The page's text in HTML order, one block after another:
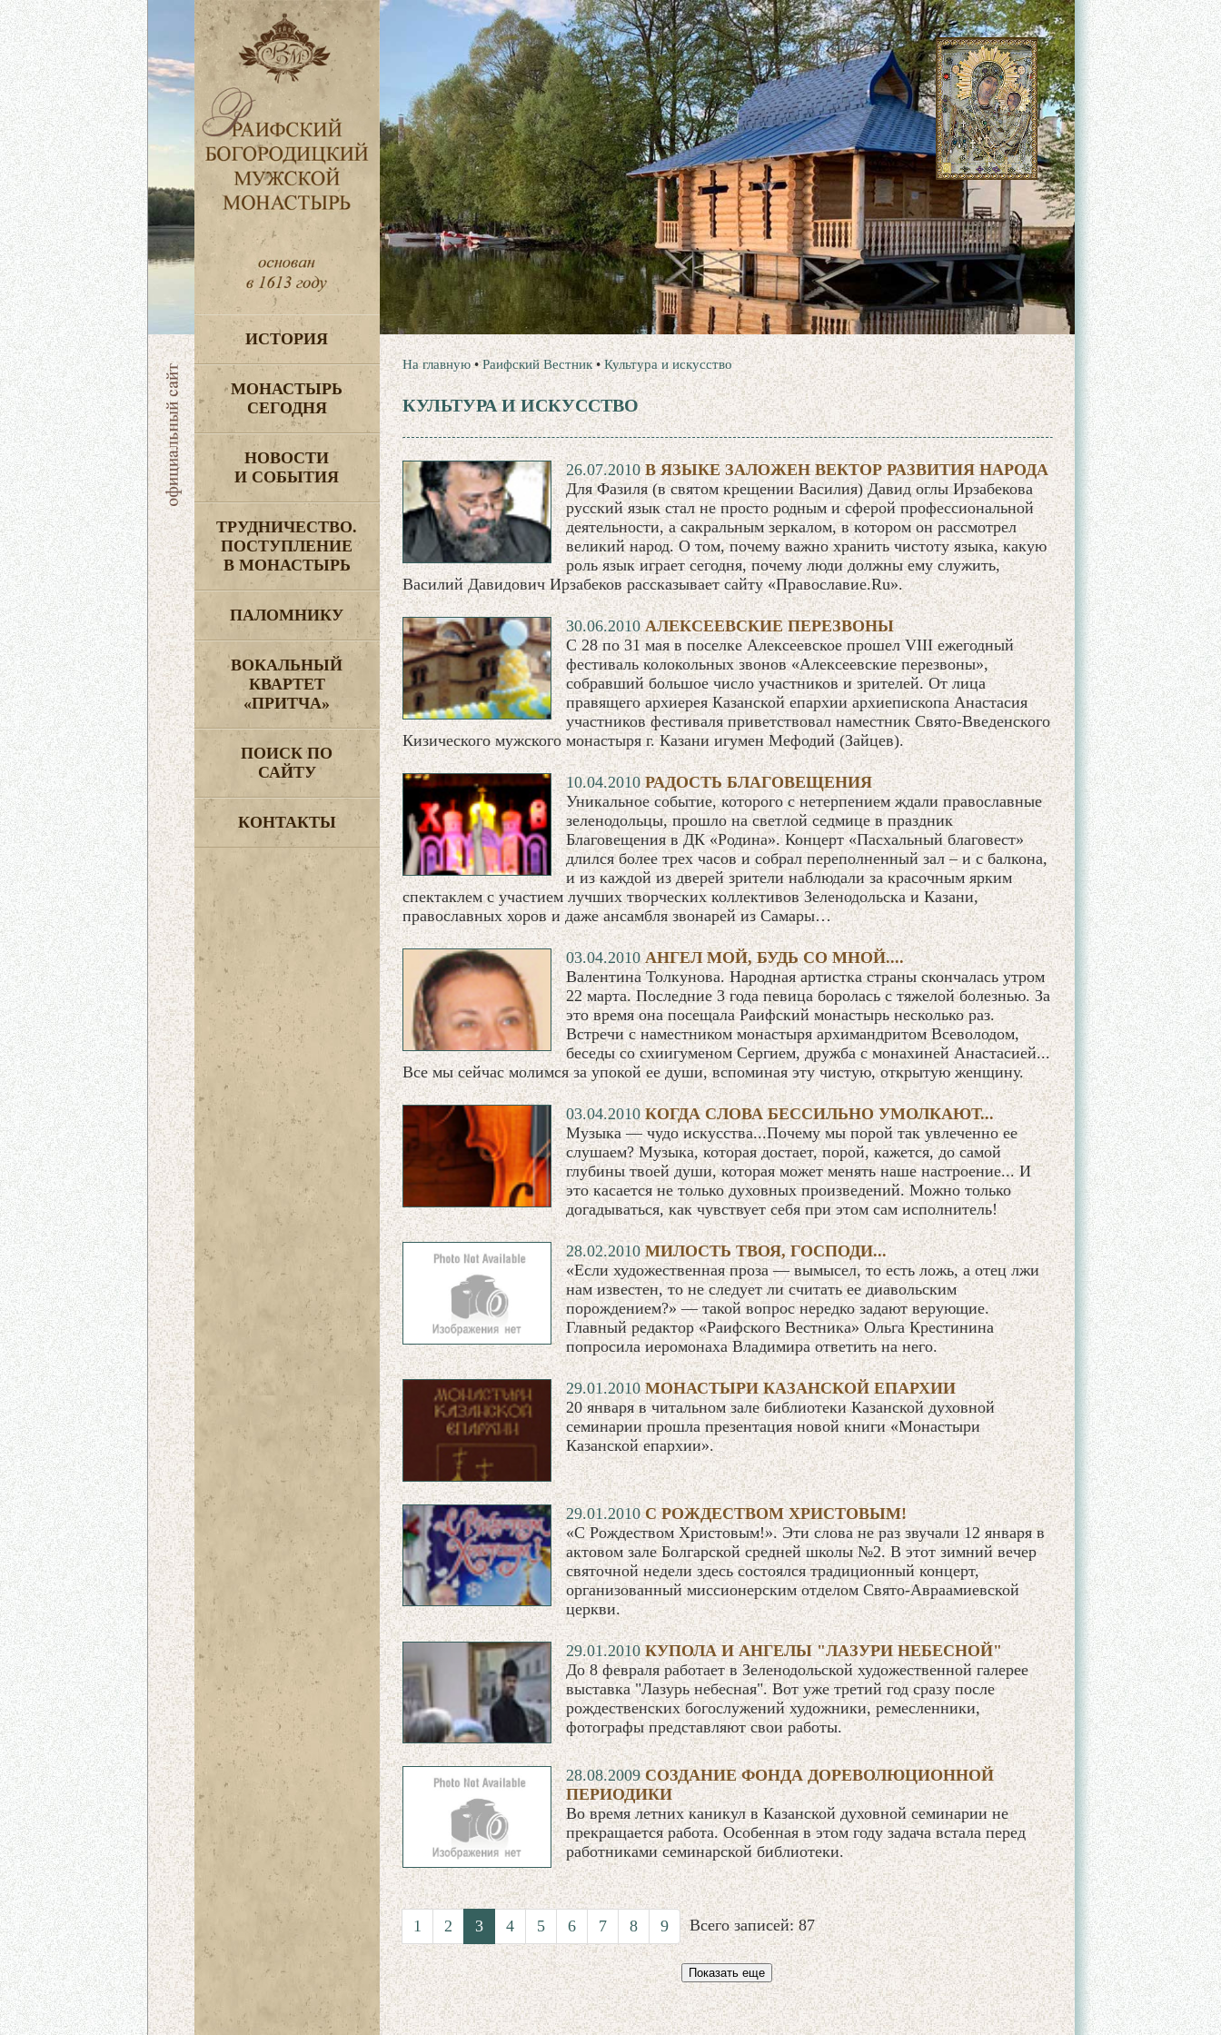
ИСТОРИЯ
МОНАСТЫРЬ
СЕГОДНЯ
НОВОСТИ
И СОБЫТИЯ
ТРУДНИЧЕСТВО.
ПОСТУПЛЕНИЕ
В МОНАСТЫРЬ
ПАЛОМНИКУ
ВОКАЛЬНЫЙ
КВАРТЕТ
«ПРИТЧА»
ПОИСК ПО
САЙТУ
КОНТАКТЫ
На главную •Раифский Вестник •Культура и искусство
КУЛЬТУРА И ИСКУССТВО
26.07.2010В ЯЗЫКЕ ЗАЛОЖЕН ВЕКТОР РАЗВИТИЯ НАРОДА
Для Фазиля (в святом крещении Василия) Давид оглы Ирзабекова
русский язык стал не просто родным и сферой профессиональной
деятельности, а сакральным зеркалом, в котором он рассмотрел
великий народ. О том, почему важно хранить чистоту языка, какую
роль язык играет сегодня, почему люди должны ему служить,
Василий Давидович Ирзабеков рассказывает сайту «Православие.Ru».
30.06.2010АЛЕКСЕЕВСКИЕ ПЕРЕЗВОНЫ
С 28 по 31 мая в поселке Алексеевское прошел VIII ежегодный
фестиваль колокольных звонов «Алексеевские перезвоны»,
собравший большое число участников и зрителей. От лица
правящего архиерея Казанской епархии архиепископа Анастасия
участников фестиваля приветствовал наместник Свято-Введенского
Кизического мужского монастыря г. Казани игумен Мефодий (Зайцев).
10.04.2010РАДОСТЬ БЛАГОВЕЩЕНИЯ
Уникальное событие, которого с нетерпением ждали православные
зеленодольцы, прошло на cветлой седмице в праздник
Благовещения в ДК «Родина». Концерт «Пасхальный благовест»
длился более трех часов и собрал переполненный зал – и с балкона,
и из каждой из дверей зрители наблюдали за красочным ярким
спектаклем с участием лучших творческих коллективов Зеленодольска и Казани,
православных хоров и даже ансамбля звонарей из Самары…
03.04.2010АНГЕЛ МОЙ, БУДЬ СО МНОЙ....
Валентина Толкунова. Народная артистка страны скончалась утром
22 марта. Последние 3 года певица боролась с тяжелой болезнью. За
это время она посещала Раифский монастырь несколько раз.
Встречи с наместником монастыря архимандритом Всеволодом,
беседы со схиигуменом Сергием, дружба с монахиней Анастасией...
Все мы сейчас молимся за упокой ее души, вспоминая эту чистую, открытую женщину.
03.04.2010КОГДА СЛОВА БЕССИЛЬНО УМОЛКАЮТ...
Музыка — чудо искусства...Почему мы порой так увлеченно ее
слушаем? Музыка, которая достает, порой, кажется, до самой
глубины твоей души, которая может менять наше настроение... И
это касается не только духовных произведений. Можно только
догадываться, как чувствует себя при этом сам исполнитель!
28.02.2010МИЛОСТЬ ТВОЯ, ГОСПОДИ...
«Если художественная проза — вымысел, то есть ложь, а отец лжи
нам известен, то не следует ли считать еe диавольским
порождением?» — такой вопрос нередко задают верующие.
Главный редактор «Раифского Вестника» Ольга Крестинина
попросила иеромонаха Владимира ответить на него.
29.01.2010МОНАСТЫРИ КАЗАНСКОЙ ЕПАРХИИ
20 января в читальном зале библиотеки Казанской духовной
семинарии прошла презентация новой книги «Монастыри
Казанской епархии».
29.01.2010C РОЖДЕСТВОМ ХРИСТОВЫМ!
«С Рождеством Христовым!». Эти слова не раз звучали 12 января в
актовом зале Болгарской средней школы №2. В этот зимний вечер
святочной недели здесь состоялся традиционный концерт,
организованный миссионерским отделом Свято-Авраамиевской
церкви.
29.01.2010КУПОЛА И АНГЕЛЫ "ЛАЗУРИ НЕБЕСНОЙ"
До 8 февраля работает в Зеленодольской художественной галерее
выставка "Лазурь небесная". Вот уже третий год сразу после
рождественских богослужений художники, ремесленники,
фотографы представляют свои работы.
28.08.2009СОЗДАНИЕ ФОНДА ДОРЕВОЛЮЦИОННОЙ
ПЕРИОДИКИ
Во время летних каникул в Казанской духовной семинарии не
прекращается работа. Особенная в этом году задача встала перед
работниками семинарской библиотеки.
Всего записей: 87
1 2 3 4 5 6 7 8 9
Показать еще